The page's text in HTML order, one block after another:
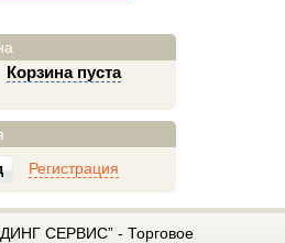
Регистрация
Корзина пуста
СЕРВИС” - Торговое